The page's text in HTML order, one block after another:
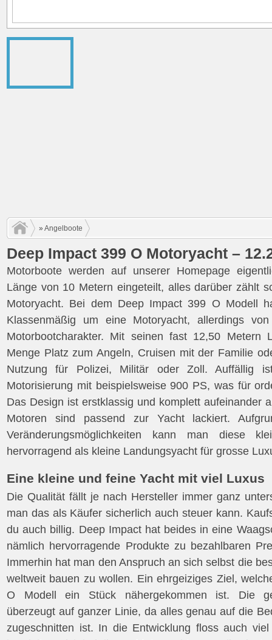
» Angelboote
Deep Impact 399 O Motoryacht –
Motorboote werden auf unserer Homepage
Länge von 10 Metern eingeteilt, alles darüber zählt
Motoryacht. Bei dem Deep Impact 399 O Modell
Klassenmäßig um eine Motoryacht, allerdings
Motorbootcharakter. Mit seinen fast 12,50 Metern
Menge Platz zum Angeln, Cruisen mit der Familie
Nutzung für Polizei, Militär oder Zoll. Auffällig
Motorisierung mit beispielsweise 900 PS, was für
Das Design ist erstklassig und komplett aufeinander
Motoren sind passend zur Yacht lackiert.
Veränderungsmöglichkeiten kann man diese
hervorragend als kleine Landungsyacht für grosse
Eine kleine und feine Yacht mit viel Luxus
Die Qualität fällt je nach Hersteller immer ganz
man das als Käufer sicherlich auch steuer kann.
du auch billig. Deep Impact hat beides in eine
nämlich hervorragende Produkte zu bezahlbaren
Immerhin hat man den Anspruch an sich selbst die
weltweit bauen zu wollen. Ein ehrgeiziges Ziel,
O Modell ein Stück nähergekommen ist. Die
überzeugt auf ganzer Linie, da alles genau auf die
zugeschnitten ist. In die Entwicklung floss auch